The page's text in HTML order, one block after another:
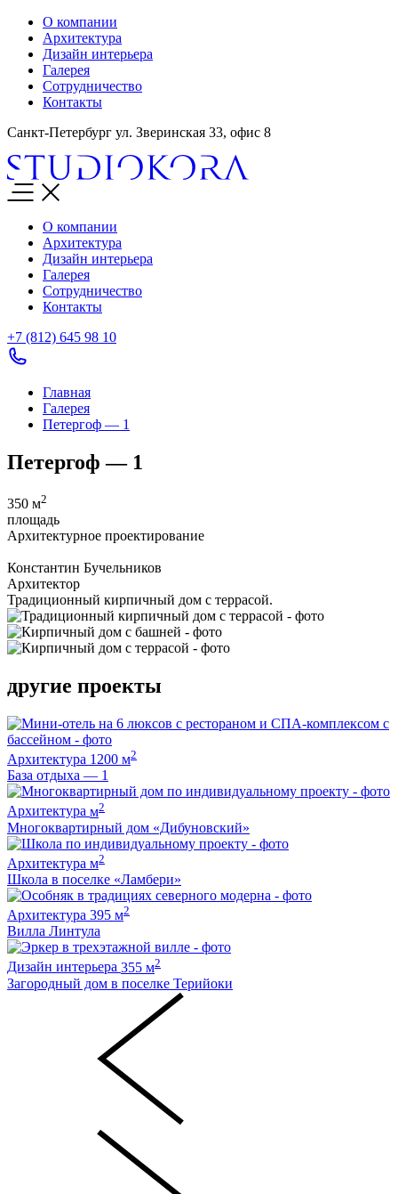
О компании
Архитектура
Дизайн интерьера
Галерея
Сотрудничество
Контакты
Санкт-Петербург ул. Зверинская 33, офис 8
О компании
Архитектура
Дизайн интерьера
Галерея
Сотрудничество
Контакты
+7 (812) 645 98 10
Главная
Галерея
Петергоф — 1
Петергоф — 1
350 м2
площадь
Архитектурное проектирование
Константин Бучельников
Архитектор
Традиционный кирпичный дом с террасой.
другие проекты
Архитектура 1200 м2
База отдыха — 1
Архитектура м2
Многоквартирный дом «Дибуновский»
Архитектура м2
Школа в поселке «Ламбери»
Архитектура 395 м2
Вилла Линтула
Дизайн интерьера 355 м2
Загородный дом в поселке Терийоки